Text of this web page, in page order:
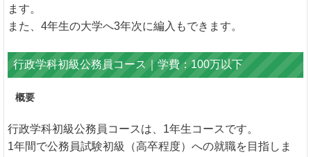
ます。
また、4年生の大学へ3年次に編入もできます。
行政学科初級公務員コース｜学費：100万以下
概要
行政学科初級公務員コースは、1年生コースです。
1年間で公務員試験初級（高卒程度）への就職を目指しま